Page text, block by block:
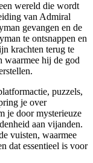
wereld die wordt
van Admiral
gevangen en de
te ontsnappen en
krachten terug te
waarmee hij de god
puzzels,
je over
je door mysterieuze
aan vijanden.
vuisten, waarmee
dat essentieel is voor